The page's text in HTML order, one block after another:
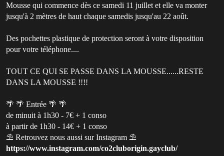
Mousse qui commence dès ce samedi 11 juillet et elle va monter
jusqu'à 2 mètres de haut chaque samedis jusqu'au 22 août.
Des pochettes plastique de protection seront à votre disposition
pour votre téléphone....
TOUT CE QUI SE PASSE DANS LA MOUSSE......RESTE
DANS LA MOUSSE !!!!
🌴 🌴 Entrée 🌴 🌴
de minuit à 1h30 - 7€ + 1 conso
à partir de 1h30 - 14€ + 1 conso
⛱ Retrouvez nous aussi sur Instagram ⛱
https://www.instagram.com/co2cluborigin.gayclub/